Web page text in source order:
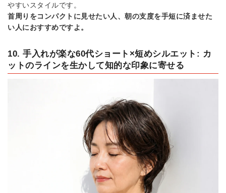
やすいスタイルです。
首周りをコンパクトに見せたい人、朝の支度を手短に済ませた
い人におすすめですよ。
10. 手入れが楽な60代ショート×短めシルエット: カ
ットのラインを生かして知的な印象に寄せる